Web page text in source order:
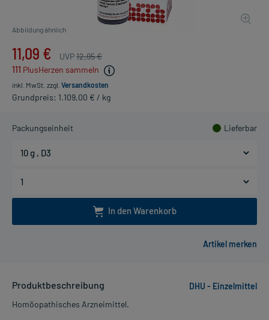
Abbildung ähnlich
11,09 € UVP12,95 €
111 PlusHerzen sammeln
inkl. MwSt. zzgl. Versandkosten
Grundpreis: 1.109,00 € / kg
Packungseinheit Lieferbar
In den Warenkorb
Produktbeschreibung
DHU - Einzelmittel
Homöopathisches Arzneimittel.